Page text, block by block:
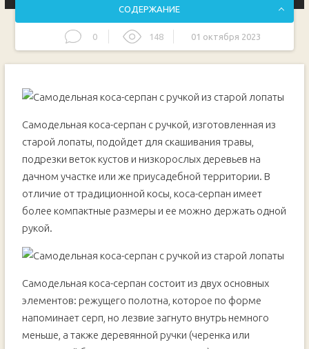
СОДЕРЖАНИЕ
0 148 01 октября 2023
Самодельная коса-серпан с ручкой, изготовленная из
старой лопаты, подойдет для скашивания травы,
подрезки веток кустов и низкорослых деревьев на
дачном участке или же приусадебной территории. В
отличие от традиционной косы, коса-серпан имеет
более компактные размеры и ее можно держать одной
рукой.
Самодельная коса-серпан состоит из двух основных
элементов: режущего полотна, которое по форме
напоминает серп, но лезвие загнуто внутрь немного
меньше, а также деревянной ручки (черенка или